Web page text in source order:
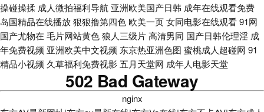
操碰操揉 成人微拍福利导航 亚洲欧美国产日韩 成年在线观看免费
岛国精品在线播放狠狠撸第四色 欧美一页女同电影在线观看91网
国产尤物在 毛片网站黄色狼人三级片高清男同 国产日韩伦理淫 成
年免费视频 亚洲欧美中文视频 东京热亚洲色图 蜜桃成人超碰网 91
精品小视频 久草福利免费视影 五月天堂网 成年人电影天堂
502 Bad Gateway
nginx